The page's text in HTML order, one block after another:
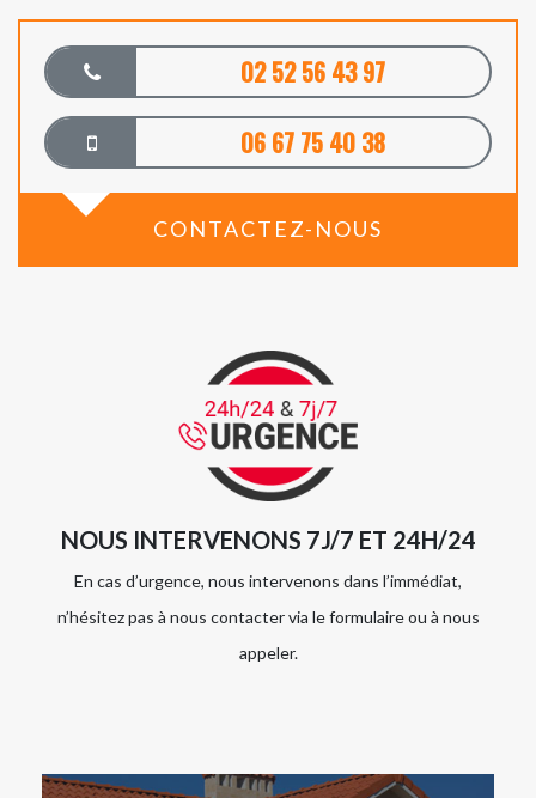
02 52 56 43 97
06 67 75 40 38
CONTACTEZ-NOUS
NOUS INTERVENONS 7J/7 ET 24H/24
En cas d’urgence, nous intervenons dans l’immédiat,
n’hésitez pas à nous contacter via le formulaire ou à nous
appeler.